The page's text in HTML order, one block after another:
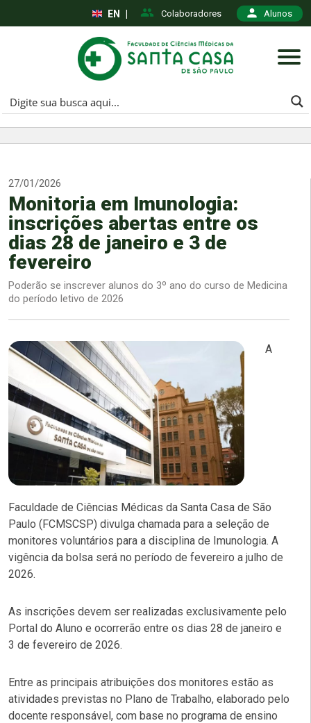
Colaboradores Alunos
EN
27/01/2026
Monitoria em Imunologia:
inscrições abertas entre os
dias 28 de janeiro e 3 de
fevereiro
Poderão se inscrever alunos do 3º ano do curso de Medicina
do período letivo de 2026
A
Faculdade de Ciências Médicas da Santa Casa de São
Paulo (FCMSCSP) divulga chamada para a seleção de
monitores voluntários para a disciplina de Imunologia. A
vigência da bolsa será no período de fevereiro a julho de
2026.
As inscrições devem ser realizadas exclusivamente pelo
Portal do Aluno e ocorrerão entre os dias 28 de janeiro e
3 de fevereiro de 2026.
Entre as principais atribuições dos monitores estão as
atividades previstas no Plano de Trabalho, elaborado pelo
docente responsável, com base no programa de ensino